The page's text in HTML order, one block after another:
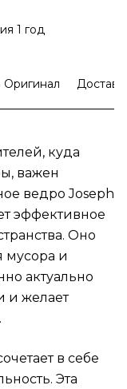
1 год
Оригинал
куда
важен
ведро Joseph
эффективное
Оно
мусора и
актуально
и желает
в себе
Эта